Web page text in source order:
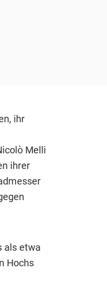
ihr
Melli
ihrer
als etwa
Hochs